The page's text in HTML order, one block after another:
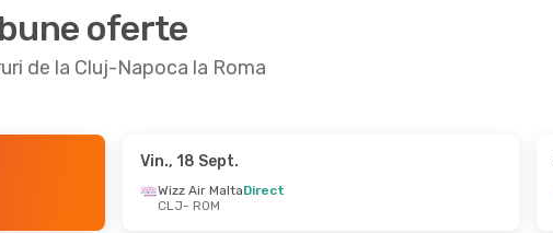
oferte
de la Cluj-Napoca la Roma
Vin., 18 Sept.
Wizz Air MaltaDirect
CLJ- ROM